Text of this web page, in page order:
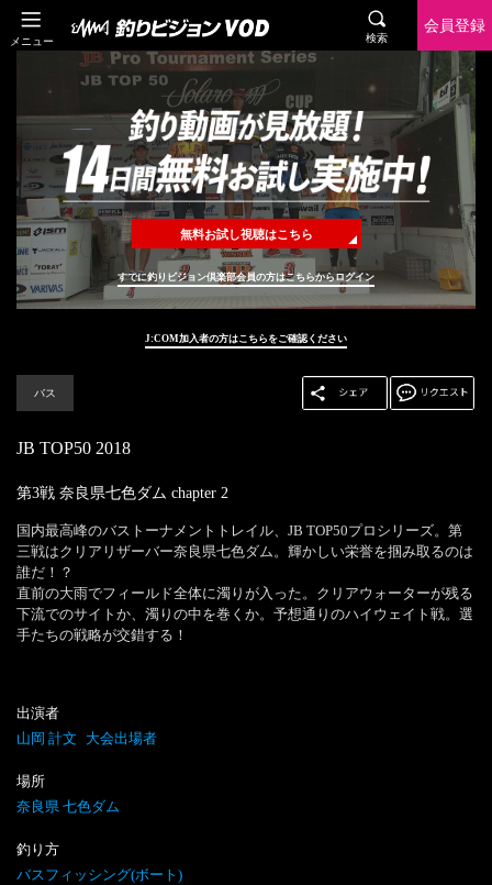
メニュー 検索
会員登録
無料お試し視聴はこちら
すでに釣りビジョン倶楽部会員の方はこちらからログイン
J:COM加入者の方はこちらをご確認ください
バス
JB TOP50 2018
第3戦 奈良県七色ダム chapter 2
国内最高峰のバストーナメントトレイル、JB TOP50プロシリーズ。第
三戦はクリアリザーバー奈良県七色ダム。輝かしい栄誉を掴み取るのは
誰だ！？
直前の大雨でフィールド全体に濁りが入った。クリアウォーターが残る
下流でのサイトか、濁りの中を巻くか。予想通りのハイウェイト戦。選
手たちの戦略が交錯する！
出演者
山岡 計文
大会出場者
場所
奈良県 七色ダム
釣り方
バスフィッシング(ボート)